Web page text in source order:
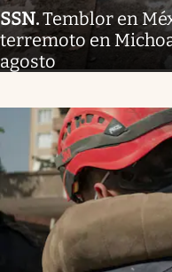
SSN.Temblor en
terremoto en
agosto